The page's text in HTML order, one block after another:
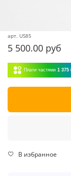
арт. US85
5 500.00 руб
Плати частями 1 375
В избранное